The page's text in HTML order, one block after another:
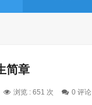
简章
浏览 : 651 次 0 评论